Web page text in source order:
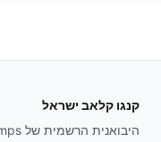
קנגו קלאב ישראל
היבואנית הרשמית של Kangoo Jumps בישראל